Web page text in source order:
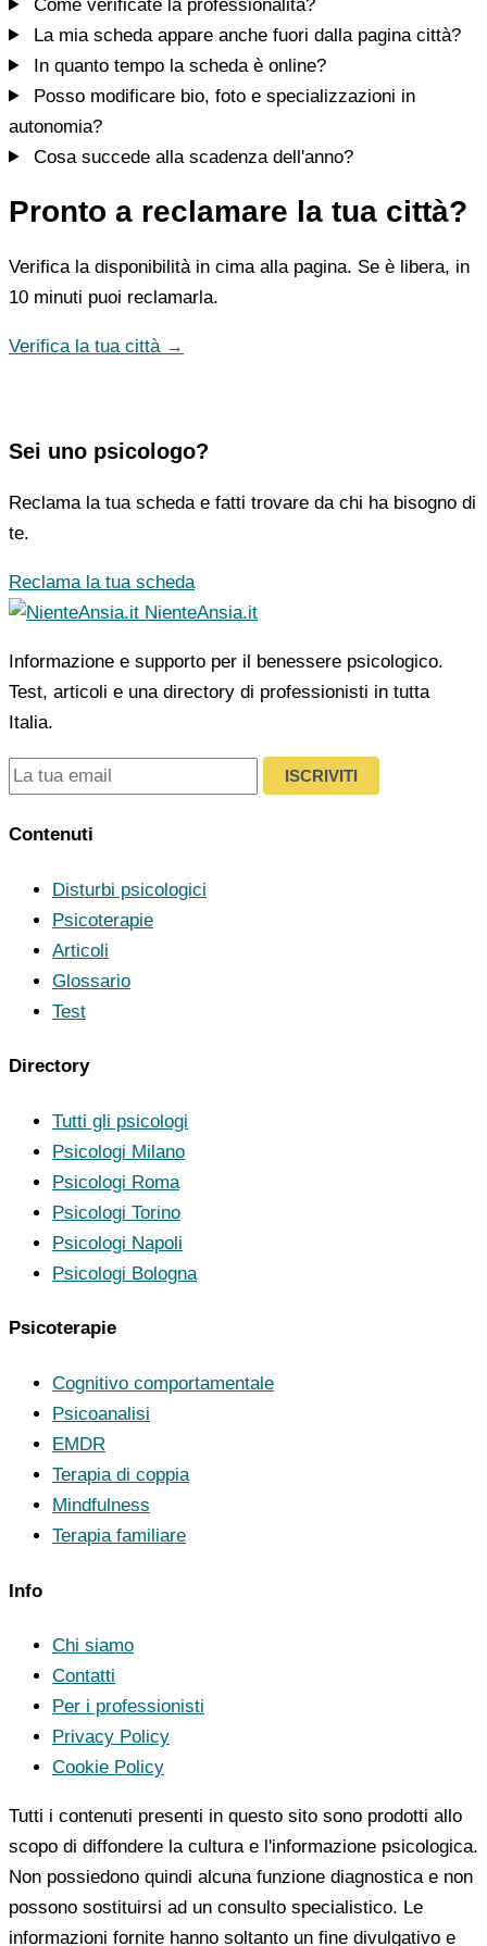
Come verificate la professionalità?
La mia scheda appare anche fuori dalla pagina città?
In quanto tempo la scheda è online?
Posso modificare bio, foto e specializzazioni in
autonomia?
Cosa succede alla scadenza dell'anno?
Pronto a reclamare la tua città?
Verifica la disponibilità in cima alla pagina. Se è libera, in
10 minuti puoi reclamarla.
Verifica la tua città →
Sei uno psicologo?
Reclama la tua scheda e fatti trovare da chi ha bisogno di
te.
Reclama la tua scheda
NienteAnsia.it
Informazione e supporto per il benessere psicologico.
Test, articoli e una directory di professionisti in tutta
Italia.
ISCRIVITI
Contenuti
Disturbi psicologici
Psicoterapie
Articoli
Glossario
Test
Directory
Tutti gli psicologi
Psicologi Milano
Psicologi Roma
Psicologi Torino
Psicologi Napoli
Psicologi Bologna
Psicoterapie
Cognitivo comportamentale
Psicoanalisi
EMDR
Terapia di coppia
Mindfulness
Terapia familiare
Info
Chi siamo
Contatti
Per i professionisti
Privacy Policy
Cookie Policy
Tutti i contenuti presenti in questo sito sono prodotti allo
scopo di diffondere la cultura e l'informazione psicologica.
Non possiedono quindi alcuna funzione diagnostica e non
possono sostituirsi ad un consulto specialistico. Le
informazioni fornite hanno soltanto un fine divulgativo e